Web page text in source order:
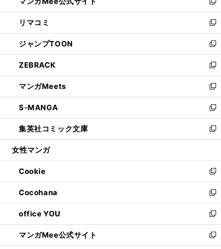
ド
ウ
で
開
く
ィ
ン
ド
ウ
で
開
く
い
ウ
ィ
ン
ド
ウ
で
開
く
新
し
い
ウ
ィ
ン
ド
ウ
で
開
く
リマコミ
新
し
い
ウ
ィ
ン
ド
ウ
で
開
く
ジャンプTOON
新
し
い
ウ
ィ
ン
ド
ウ
で
開
ZEBRACK
新
し
い
ウ
ィ
ン
ド
ウ
開
く
マンガMeets
新
し
い
ウ
ィ
ン
ウ
で
開
く
S-MANGA
新
し
い
ウ
ン
ド
ウ
で
開
く
集英社コミック文庫
新
し
ウ
ィ
ン
ド
ウ
で
開
く
女性マンガ
Cookie
新
し
い
ウ
ィ
ン
ド
ウ
Cocohana
新
し
い
ウ
ィ
ン
office YOU
新
し
い
ウ
マンガMee公式サイト
新